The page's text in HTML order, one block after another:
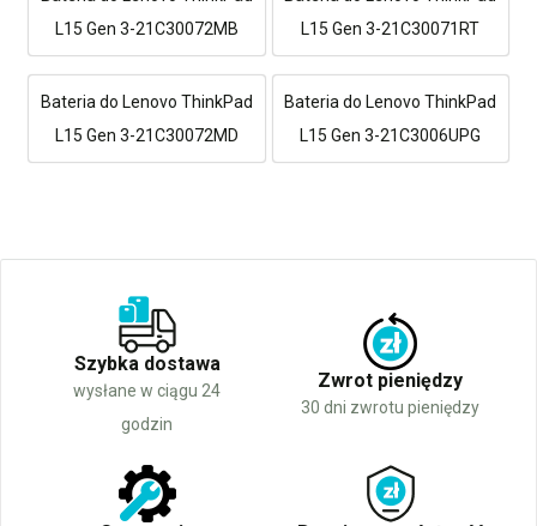
L15 Gen 3-21C30072MB
L15 Gen 3-21C30071RT
Bateria do Lenovo ThinkPad
L15 Gen 3-21C30072MD
Bateria do Lenovo ThinkPad
L15 Gen 3-21C3006UPG
Szybka dostawa
wysłane w ciągu 24
godzin
Zwrot pieniędzy
30 dni zwrotu pieniędzy